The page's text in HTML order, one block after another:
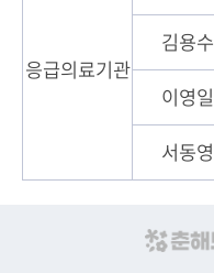
응급의료기관
김용수
이영일
서동영